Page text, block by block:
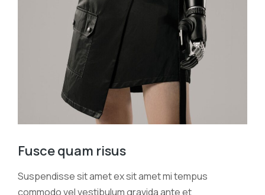
Fusce quam risus
Suspendisse sit amet ex sit amet mi tempus
commodo vel vestibulum gravida ante et